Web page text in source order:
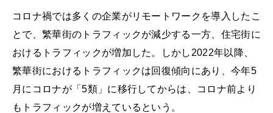
コロナ禍では多くの企業がリモートワークを導入したこ
とで、繁華街のトラフィックが減少する一方、住宅街に
おけるトラフィックが増加した。しかし2022年以降、
繁華街におけるトラフィックは回復傾向にあり、今年5
月にコロナが「5類」に移行してからは、コロナ前より
もトラフィックが増えているという。